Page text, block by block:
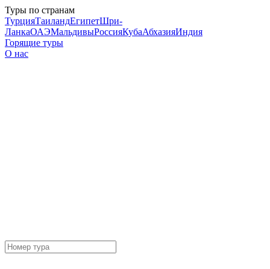
Туры по странам
ТурцияТаиландЕгипетШри-
ЛанкаОАЭМальдивыРоссияКубаАбхазияИндия
Горящие туры
О нас